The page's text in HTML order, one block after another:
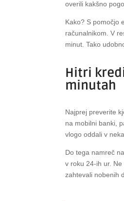
overili kakšno
Kako? S pomočjo
računalnikom. V
minut. Tako
Hitri
minutah
Najprej preverite
na mobilni banki,
vlogo oddali v
Do tega namreč
v roku 24-ih ur.
zahtevali nobenih